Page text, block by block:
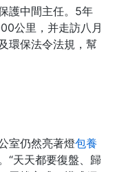
護中間主任。5年
公里，并走訪八月
環保法令法規，幫
室仍然亮著燈包養
“天天都要復盤、歸